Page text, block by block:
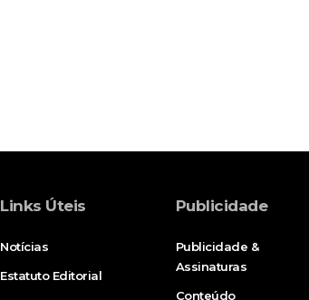
Links Úteis
Notícias
Estatuto Editorial
Publicidade
Publicidade &
Assinaturas
Conteúdo